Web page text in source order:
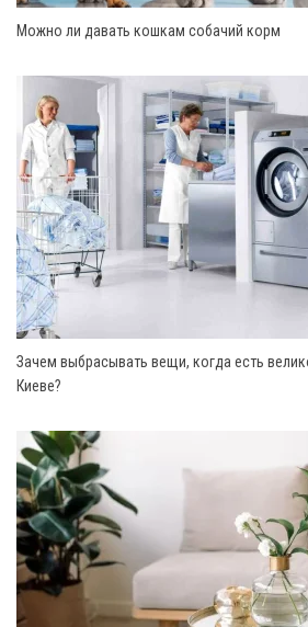
Можно ли давать кошкам собачий корм
Зачем выбрасывать вещи, когда есть
Киеве?